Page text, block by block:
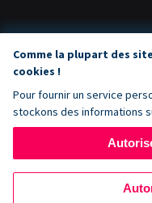
Comme la plupart des
cookies !
Pour fournir un service
stockons des informations